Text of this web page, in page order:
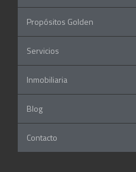
Propósitos Golden
Servicios
Inmobiliaria
Blog
Contacto